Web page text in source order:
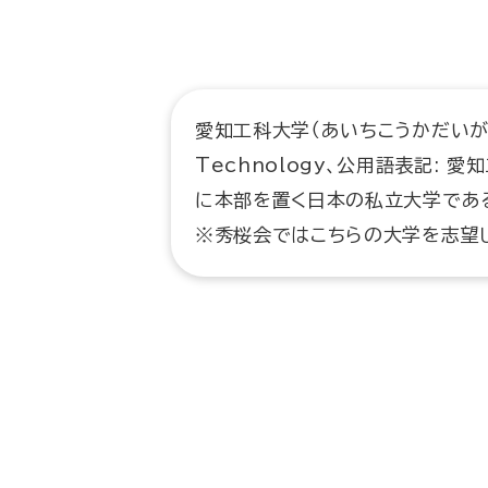
愛知工科大学（あいちこうか
Technology、公用語表記: 愛知
に本部を置く日本の私立大学で
※秀桜会ではこちらの大学を志望